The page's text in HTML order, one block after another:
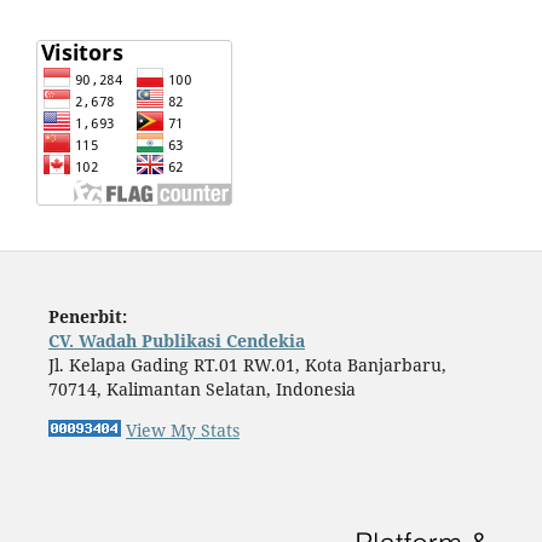
Penerbit:
CV. Wadah Publikasi Cendekia
Jl. Kelapa Gading RT.01 RW.01, Kota Banjarbaru,
70714, Kalimantan Selatan, Indonesia
View My Stats